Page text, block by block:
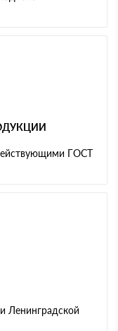
ГОСТ
Ленинградской